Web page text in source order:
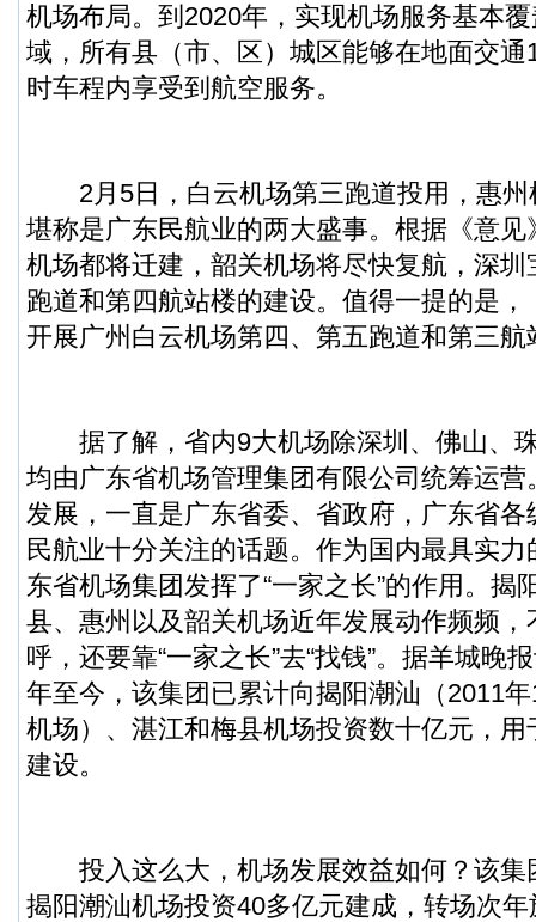
机场布局。到2020年，实现机场服务基本
域，所有县（市、区）城区能够在地面交
时车程内享受到航空服务。
2月5日，白云机场第三跑道投用，惠州
堪称是广东民航业的两大盛事。根据《意
机场都将迁建，韶关机场将尽快复航，深
跑道和第四航站楼的建设。值得一提的是
开展广州白云机场第四、第五跑道和第三
据了解，省内9大机场除深圳、佛山、
均由广东省机场管理集团有限公司统筹运
发展，一直是广东省委、省政府，广东省
民航业十分关注的话题。作为国内最具实
东省机场集团发挥了“一家之长”的作用。揭
县、惠州以及韶关机场近年发展动作频频
呼，还要靠“一家之长”去“找钱”。据羊城晚
年至今，该集团已累计向揭阳潮汕（2011
机场）、湛江和梅县机场投资数十亿元，
建设。
投入这么大，机场发展效益如何？该集
揭阳潮汕机场投资40多亿元建成，转场次